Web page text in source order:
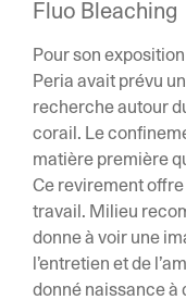
Fluo Bleaching
Pour son
Peria avait prévu
recherche autour
corail. Le
matière première
Ce revirement
travail. Milieu
donne à voir une
l’entretien et de
donné naissance à